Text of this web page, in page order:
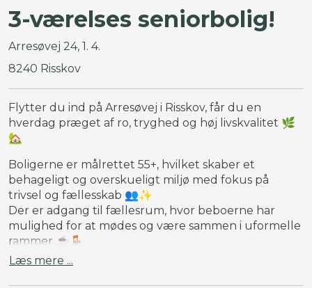
3-værelses seniorbolig!
Arresøvej 24, 1. 4.
8240 Risskov
Flytter du ind på Arresøvej i Risskov, får du en
hverdag præget af ro, tryghed og høj livskvalitet 🌿
🏡
Boligerne er målrettet 55+, hvilket skaber et
behageligt og overskueligt miljø med fokus på
trivsel og fællesskab 👥✨
Der er adgang til fællesrum, hvor beboerne har
mulighed for at mødes og være sammen i uformelle
rammer ☕🪑
Derudover er der mulighed for at tilmelde sig fælles
arrangementer, som bidrager til et aktivt og socialt
Læs mere ...